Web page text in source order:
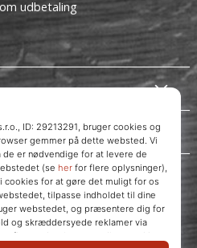
udbetaling